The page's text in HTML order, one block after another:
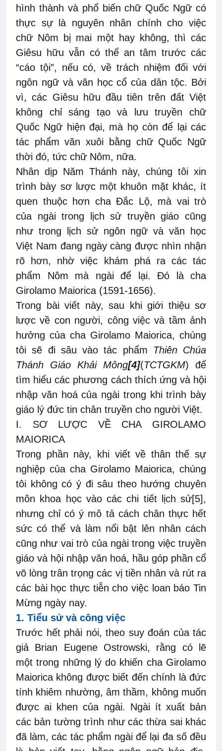
hình thành và phổ biến chữ Quốc Ngữ có
thực sự là nguyên nhân chính cho việc
chữ Nôm bị mai một hay không, thì các
Giêsu hữu vẫn có thể an tâm trước các
“cáo tội”, nếu có, về trách nhiệm đối với
ngôn ngữ và văn học cổ của dân tộc. Bởi
vì, các Giêsu hữu đầu tiên trên đất Việt
không chỉ sáng tạo và lưu truyền chữ
Quốc Ngữ hiện đại, mà họ còn để lại các
tác phẩm văn xuôi bằng chữ Quốc Ngữ
thời đó, tức chữ Nôm, nữa.
Nhân dịp Năm Thánh này, chúng tôi xin
trình bày sơ lược một khuôn mặt khác, ít
quen thuộc hơn cha Đắc Lộ, mà vai trò
của ngài trong lịch sử truyền giáo cũng
như trong lịch sử ngôn ngữ và văn học
Việt Nam đang ngày càng được nhìn nhận
rõ hơn, nhờ việc khám phá ra các tác
phẩm Nôm mà ngài để lại. Đó là cha
Girolamo Maiorica (1591-1656).
Trong bài viết này, sau khi giới thiệu sơ
lược về con người, công việc và tầm ảnh
hưởng của cha Girolamo Maiorica, chúng
tôi sẽ đi sâu vào tác phẩm
Thiên Chúa
Thánh Giáo Khải Mông[4](TCTGKM) để
tìm hiểu các phương cách thích ứng và hội
nhập văn hoá của ngài trong khi trình bày
giáo lý đức tin chân truyền cho người Việt.
I. SƠ LƯỢC VỀ CHA GIROLAMO
MAIORICA
Trong phần này, khi viết về thân thế sự
nghiệp của cha Girolamo Maiorica, chúng
tôi không có ý đi sâu theo hướng chuyên
môn khoa học vào các chi tiết lịch sử[5],
nhưng chỉ có ý mô tả cách chân thực hết
sức có thể và làm nổi bật lên nhân cách
cũng như vai trò của ngài trong việc truyền
giáo và hội nhập văn hoá, hầu góp phần cổ
võ lòng trân trọng các vị tiền nhân và rút ra
các bài học thực tiễn cho việc loan báo Tin
Mừng ngày nay.
1. Tiểu sử và công việc
Trước hết phải nói, theo suy đoán của tác
giả Brian Eugene Ostrowski, rằng có lẽ
một trong những lý do khiến cha Girolamo
Maiorica không được biết đến chính là đức
tính khiêm nhường, âm thầm, không muốn
được ai khen của ngài. Ngài ít xuất bản
các bản tường trình như các thừa sai khác
đã làm, các tác phẩm ngài để lại đa số đều